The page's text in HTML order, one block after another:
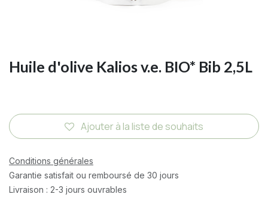
Huile d'olive Kalios v.e. BIO* Bib 2,5L
Ajouter à la liste de souhaits
Conditions générales
Garantie satisfait ou remboursé de 30 jours
Livraison : 2-3 jours ouvrables